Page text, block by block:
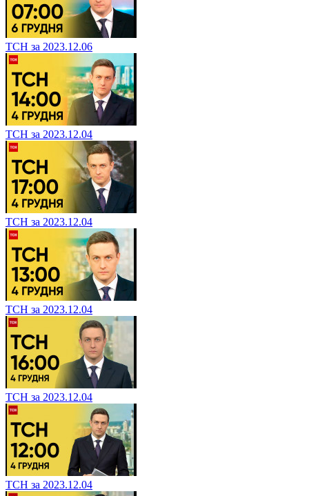
ТСН за 2023.12.06
ТСН за 2023.12.04
ТСН за 2023.12.04
ТСН за 2023.12.04
ТСН за 2023.12.04
ТСН за 2023.12.04